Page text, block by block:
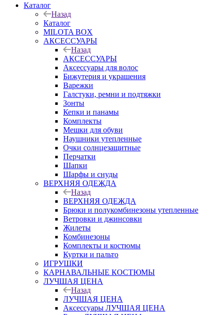
Каталог
Назад
Каталог
MILOTA BOX
АКСЕССУАРЫ
Назад
АКСЕССУАРЫ
Аксессуары для волос
Бижутерия и украшения
Варежки
Галстуки, ремни и подтяжки
Зонты
Кепки и панамы
Комплекты
Мешки для обуви
Наушники утепленные
Очки солнцезащитные
Перчатки
Шапки
Шарфы и снуды
ВЕРХНЯЯ ОДЕЖДА
Назад
ВЕРХНЯЯ ОДЕЖДА
Брюки и полукомбинезоны утепленные
Ветровки и джинсовки
Жилеты
Комбинезоны
Комплекты и костюмы
Куртки и пальто
ИГРУШКИ
КАРНАВАЛЬНЫЕ КОСТЮМЫ
ЛУЧШАЯ ЦЕНА
Назад
ЛУЧШАЯ ЦЕНА
Аксессуары ЛУЧШАЯ ЦЕНА